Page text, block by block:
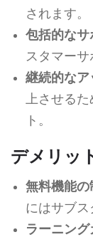
されます。
包括的なサ
スタマーサ
継続的なア
上させる
ト。
デメリッ
無料機能の
にはサブス
ラーニング